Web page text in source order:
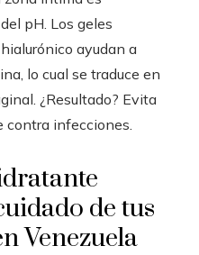
pH. Los geles
ayudan a
lo cual se traduce en
¿Resultado? Evita
contra infecciones.
de tus
Venezuela